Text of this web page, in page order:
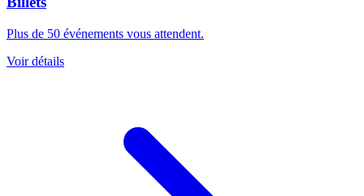
Plus de 50 événements vous attendent.
Voir détails